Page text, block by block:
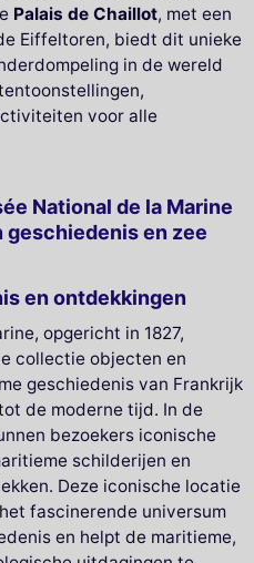
Palais de Chaillot, met een
Eiffeltoren, biedt dit unieke
in de wereld
voor alle
National de la Marine
geschiedenis en zee
en ontdekkingen
opgericht in 1827,
collectie objecten en
geschiedenis van Frankrijk
de moderne tijd. In de
bezoekers iconische
schilderijen en
Deze iconische locatie
fascinerende universum
en helpt de maritieme,